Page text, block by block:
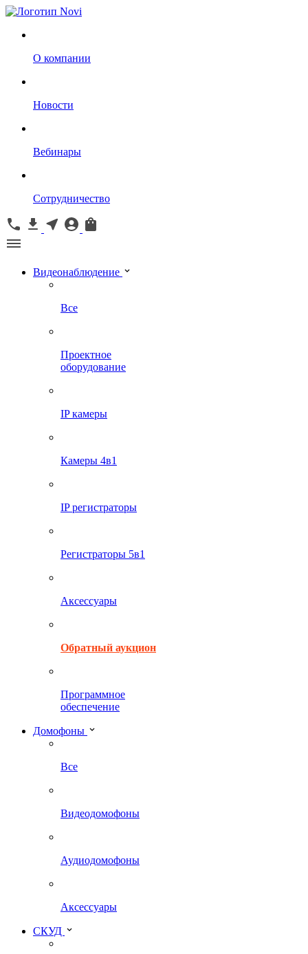
О компании
Новости
Вебинары
Сотрудничество
Видеонаблюдение
Все
Проектное
оборудование
IP камеры
Камеры 4в1
IP регистраторы
Регистраторы 5в1
Аксессуары
Обратный аукцион
Программное
обеспечение
Домофоны
Все
Видеодомофоны
Аудиодомофоны
Аксессуары
СКУД